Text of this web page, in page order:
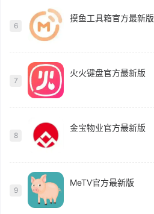
6
摸鱼工具箱官方最新版
7
火火键盘官方最新版
8
金宝物业官方最新版
9
MeTV官方最新版